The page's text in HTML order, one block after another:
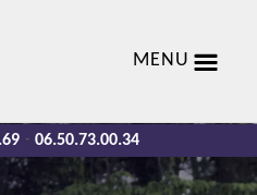
MENU
- 06.50.73.00.34